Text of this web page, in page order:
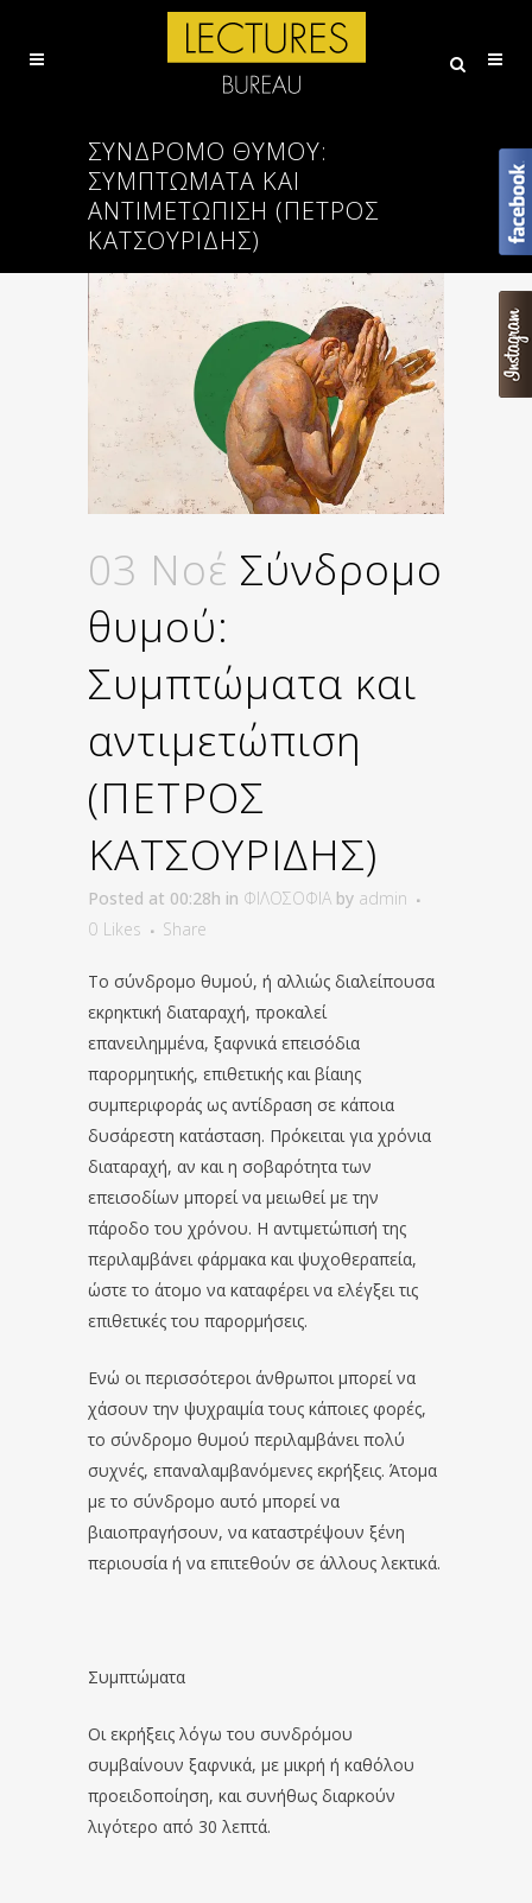
ΣΎΝΔΡΟΜΟ ΘΥΜΟΎ:
ΣΥΜΠΤΏΜΑΤΑ ΚΑΙ
ΑΝΤΙΜΕΤΏΠΙΣΗ (ΠΕΤΡΟΣ
ΚΑΤΣΟΥΡΙΔΗΣ)
03 Νοέ Σύνδρομο
θυμού:
Συμπτώματα και
αντιμετώπιση
(ΠΕΤΡΟΣ
ΚΑΤΣΟΥΡΙΔΗΣ)
Posted at 00:28h in ΦΙΛΟΣΟΦΙΑ by admin
0 Likes Share
Το σύνδρομο θυμού, ή αλλιώς διαλείπουσα
εκρηκτική διαταραχή, προκαλεί
επανειλημμένα, ξαφνικά επεισόδια
παρορμητικής, επιθετικής και βίαιης
συμπεριφοράς ως αντίδραση σε κάποια
δυσάρεστη κατάσταση. Πρόκειται για χρόνια
διαταραχή, αν και η σοβαρότητα των
επεισοδίων μπορεί να μειωθεί με την
πάροδο του χρόνου. Η αντιμετώπισή της
περιλαμβάνει φάρμακα και ψυχοθεραπεία,
ώστε το άτομο να καταφέρει να ελέγξει τις
επιθετικές του παρορμήσεις.
Ενώ οι περισσότεροι άνθρωποι μπορεί να
χάσουν την ψυχραιμία τους κάποιες φορές,
το σύνδρομο θυμού περιλαμβάνει πολύ
συχνές, επαναλαμβανόμενες εκρήξεις. Άτομα
με το σύνδρομο αυτό μπορεί να
βιαιοπραγήσουν, να καταστρέψουν ξένη
περιουσία ή να επιτεθούν σε άλλους λεκτικά.
Συμπτώματα
Οι εκρήξεις λόγω του συνδρόμου
συμβαίνουν ξαφνικά, με μικρή ή καθόλου
προειδοποίηση, και συνήθως διαρκούν
λιγότερο από 30 λεπτά.